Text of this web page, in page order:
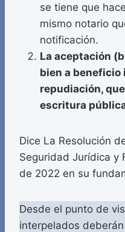
se tiene que
mismo notario
notificación.
La aceptación
bien a beneficio
repudiación,
escritura
Dice La Resolución
Seguridad Jurídica y
de 2022 en su
Desde el punto de
interpelados